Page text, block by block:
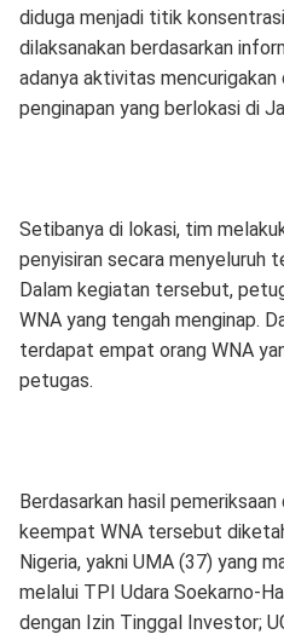
diduga menjadi titik
dilaksanakan berdasarkan
adanya aktivitas mencurigakan
penginapan yang berlokasi di
Setibanya di lokasi, tim
penyisiran secara menyeluruh
Dalam kegiatan tersebut,
WNA yang tengah menginap.
terdapat empat orang WNA
petugas.
Berdasarkan hasil
keempat WNA tersebut
Nigeria, yakni UMA (37) yang
melalui TPI Udara Soekarno-
dengan Izin Tinggal Investor;